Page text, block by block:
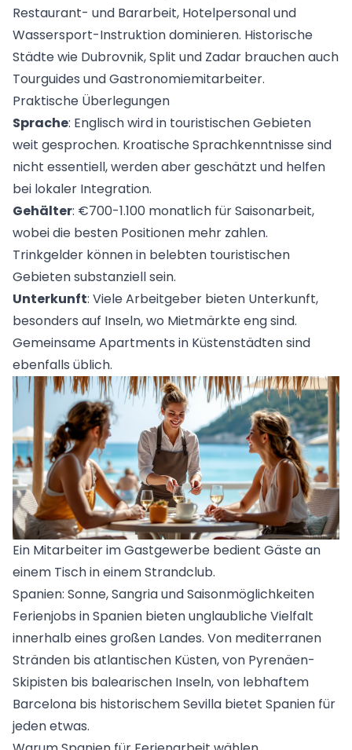
Restaurant- und Bararbeit, Hotelpersonal und
Wassersport-Instruktion dominieren. Historische
Städte wie Dubrovnik, Split und Zadar brauchen auch
Tourguides und Gastronomiemitarbeiter.
Praktische Überlegungen
Sprache: Englisch wird in touristischen Gebieten
weit gesprochen. Kroatische Sprachkenntnisse sind
nicht essentiell, werden aber geschätzt und helfen
bei lokaler Integration.
Gehälter: €700-1.100 monatlich für Saisonarbeit,
wobei die besten Positionen mehr zahlen.
Trinkgelder können in belebten touristischen
Gebieten substanziell sein.
Unterkunft: Viele Arbeitgeber bieten Unterkunft,
besonders auf Inseln, wo Mietmärkte eng sind.
Gemeinsame Apartments in Küstenstädten sind
ebenfalls üblich.
Ein Mitarbeiter im Gastgewerbe bedient Gäste an
einem Tisch in einem Strandclub.
Spanien: Sonne, Sangria und Saisonmöglichkeiten
Ferienjobs inSpanien bieten unglaubliche Vielfalt
innerhalb eines großen Landes. Von mediterranen
Stränden bis atlantischen Küsten, von Pyrenäen-
Skipisten bis balearischen Inseln, von lebhaftem
Barcelona bis historischem Sevilla bietet Spanien für
jeden etwas.